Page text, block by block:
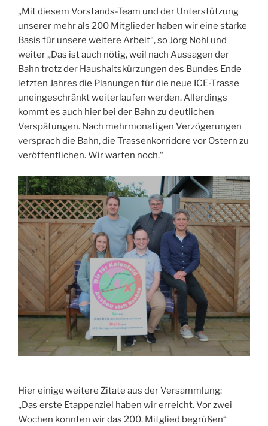
„Mit diesem Vorstands-Team und der Unterstützung
unserer mehr als 200 Mitglieder haben wir eine starke
Basis für unsere weitere Arbeit“, so Jörg Nohl und
weiter „Das ist auch nötig, weil nach Aussagen der
Bahn trotz der Haushaltskürzungen des Bundes Ende
letzten Jahres die Planungen für die neue ICE-Trasse
uneingeschränkt weiterlaufen werden. Allerdings
kommt es auch hier bei der Bahn zu deutlichen
Verspätungen. Nach mehrmonatigen Verzögerungen
versprach die Bahn, die Trassenkorridore vor Ostern zu
veröffentlichen. Wir warten noch.“
Hier einige weitere Zitate aus der Versammlung:
„Das erste Etappenziel haben wir erreicht. Vor zwei
Wochen konnten wir das 200. Mitglied begrüßen“